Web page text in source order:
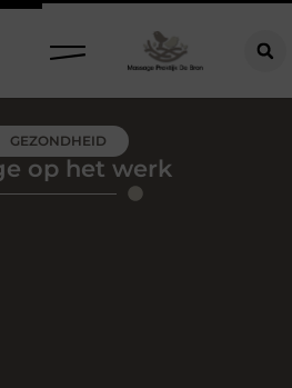
GEZONDHEID
op het werk